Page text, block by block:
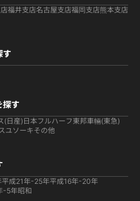
福井支店名古屋支店福岡支店熊本支店
す
探す
(日産) 日本フルハーフ 東邦車輛(東急)
ユソーキその他
平成21年-25年平成16年-20年
-5年昭和